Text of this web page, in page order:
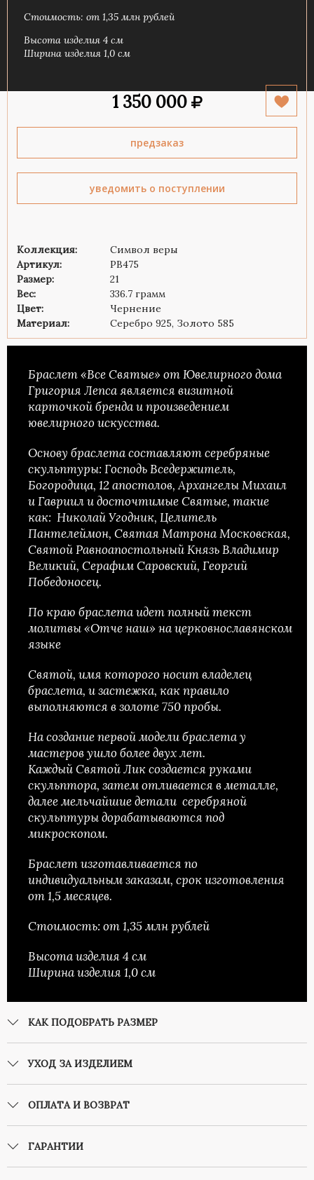
Стоимость: от 1,35 млн рублей
Высота изделия 4 см
Ширина изделия 1,0 см
1 350 000
предзаказ
уведомить о поступлении
Коллекция:
Символ веры
Артикул:
PB475
Размер:
21
Вес:
336.7 грамм
Цвет:
Чернение
Материал:
Серебро 925, Золото 585
Браслет «Все Святые» от Ювелирного дома
Григория Лепса является визитной
карточкой бренда и произведением
ювелирного искусства.
Основу браслета составляют серебряные
скульптуры: Господь Вседержитель,
Богородица, 12 апостолов, Архангелы Михаил
и Гавриил и досточтимые Святые, такие
как: Николай Угодник, Целитель
Пантелеймон, Святая Матрона Московская,
Святой Равноапостольный Князь Владимир
Великий, Серафим Саровский, Георгий
Победоносец.
По краю браслета идет полный текст
молитвы «Отче наш» на церковнославянском
языке
Святой, имя которого носит владелец
браслета, и застежка, как правило
выполняются в золоте 750 пробы.
На создание первой модели браслета у
мастеров ушло более двух лет.
Каждый Святой Лик создается руками
скульптора, затем отливается в металле,
далее мельчайшие детали серебряной
скульптуры дорабатываются под
микроскопом.
Браслет изготавливается по
индивидуальным заказам, срок изготовления
от 1,5 месяцев.
Стоимость: от 1,35 млн рублей
Высота изделия 4 см
Ширина изделия 1,0 см
КАК ПОДОБРАТЬ РАЗМЕР
УХОД ЗА ИЗДЕЛИЕМ
ОПЛАТА И ВОЗВРАТ
ГАРАНТИИ